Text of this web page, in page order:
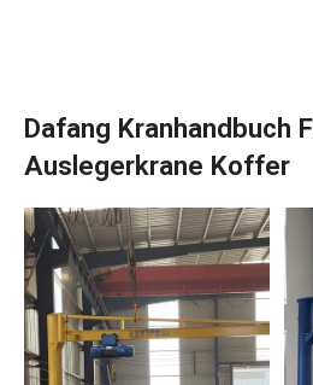
Dafang Kranhandbuch
Auslegerkrane Koffer